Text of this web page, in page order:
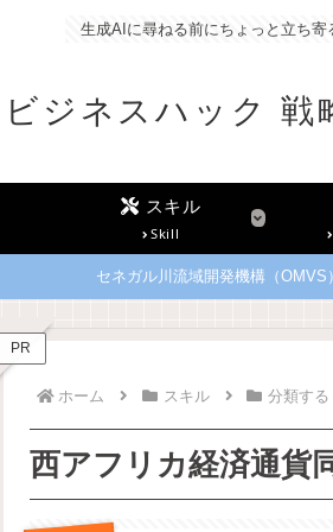
生成AIに尋ねる前にちょっと立ち寄
ビジネスハック 戦
スキル
Skill
セネガル川流域開発機構（OMVS
PR
ホーム スキル 分類する
西アフリカ経済通貨